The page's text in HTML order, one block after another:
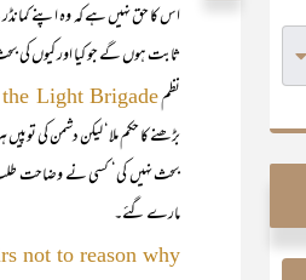
اس کا حق نہیں ہے کہ وہ اپنے
ثابت ہوں گے جو کیا اور کیوں کی
نظمLight Brigade
بڑھنے کا حکم ملا‘ لیکن دشمن کی
بحث نہیں کی‘ کسی نے وضاحت
مارے گئے۔
not to reason why,